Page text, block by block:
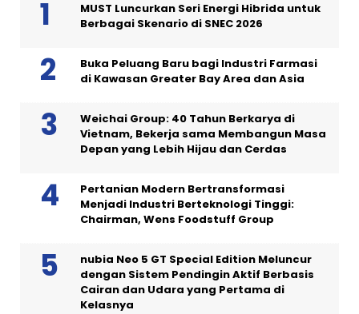
MUST Luncurkan Seri Energi Hibrida untuk
Berbagai Skenario di SNEC 2026
Buka Peluang Baru bagi Industri Farmasi
di Kawasan Greater Bay Area dan Asia
Weichai Group: 40 Tahun Berkarya di
Vietnam, Bekerja sama Membangun Masa
Depan yang Lebih Hijau dan Cerdas
Pertanian Modern Bertransformasi
Menjadi Industri Berteknologi Tinggi:
Chairman, Wens Foodstuff Group
nubia Neo 5 GT Special Edition Meluncur
dengan Sistem Pendingin Aktif Berbasis
Cairan dan Udara yang Pertama di
Kelasnya